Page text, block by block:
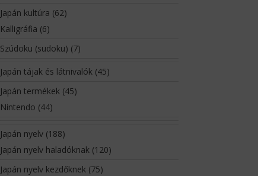
Japán kultúra (62)
Kalligráfia (6)
Szúdoku (sudoku) (7)
Japán tájak és látnivalók(45)
Japán termékek(45)
Nintendo (44)
Japán nyelv(188)
Japán nyelv haladóknak(120)
Japán nyelv kezdőknek(75)